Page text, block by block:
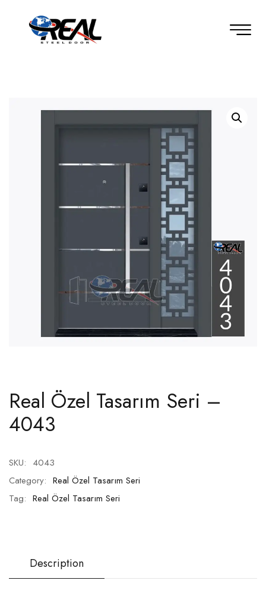
Real Özel Tasarım Seri –
4043
SKU: 4043
Category: Real Özel Tasarım Seri
Tag: Real Özel Tasarım Seri
Description